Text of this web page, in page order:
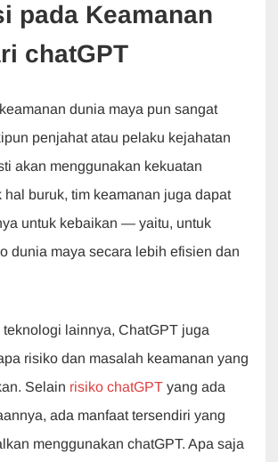
pada Keamanan
chatGPT
dunia maya pun sangat
penjahat atau pelaku kejahatan
akan menggunakan kekuatan
hal buruk, tim keamanan juga dapat
untuk kebaikan — yaitu, untuk
dunia maya secara lebih efisien dan
teknologi lainnya, ChatGPT juga
risiko dan masalah keamanan yang
Selain risiko chatGPT yang ada
ada manfaat tersendiri yang
menggunakan chatGPT. Apa saja